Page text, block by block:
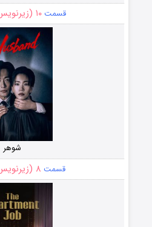
قسمت۱۰ (زیرنویس)
شوهر
قسمت ۸ (زیرنویس)